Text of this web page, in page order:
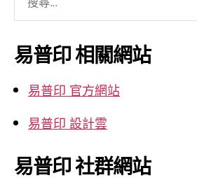
關
鍵
字:
易普印 相關網站
易普印 官方網站
易普印 設計雲
易普印 社群網站